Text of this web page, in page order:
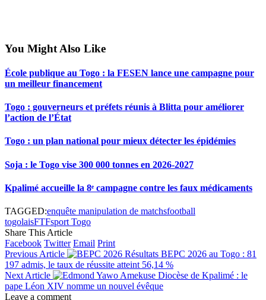
You Might Also Like
École publique au Togo : la FESEN lance une campagne pour
un meilleur financement
Togo : gouverneurs et préfets réunis à Blitta pour améliorer
l’action de l’État
Togo : un plan national pour mieux détecter les épidémies
Soja : le Togo vise 300 000 tonnes en 2026-2027
Kpalimé accueille la 8ᵉ campagne contre les faux médicaments
TAGGED:enquête manipulation de matchsfootball
togolaisFTFsport Togo
Share This Article
Facebook Twitter Email Print
Previous Article
Résultats BEPC 2026 au Togo : 81
197 admis, le taux de réussite atteint 56,14 %
Next Article
Diocèse de Kpalimé : le
pape Léon XIV nomme un nouvel évêque
Leave a comment